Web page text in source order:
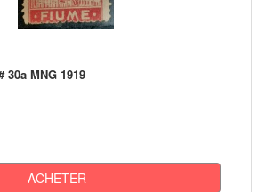
30a MNG 1919
ACHETER